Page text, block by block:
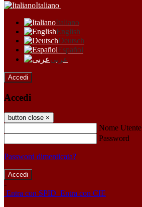
Italiano
Italiano
English
Deutsch
Español
عربى
Accedi
Accedi
button close ×
Nome Utente
Password
Password dimenticata?
-
Entra con SPID Entra con CIE